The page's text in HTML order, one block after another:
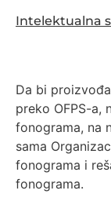
Intelektualna
Da bi
preko OFPS-a,
fonograma, na
sama
fonograma i
fonograma.